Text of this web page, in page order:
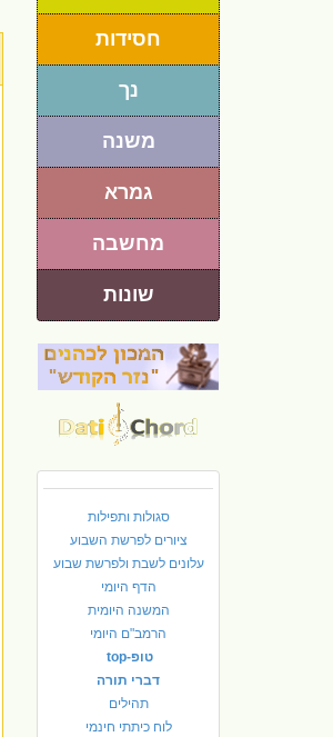
חסידות
נך
משנה
גמרא
מחשבה
שונות
סגולות ותפילות
ציורים לפרשת השבוע
עלונים לשבת ולפרשת שבוע
הדף היומי
המשנה היומית
הרמב"ם היומי
טופ-top
דברי תורה
תהילים
לוח כיתתי חינמי